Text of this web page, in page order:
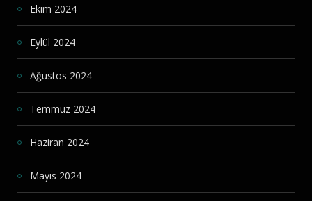
Ekim 2024
Eylül 2024
Ağustos 2024
Temmuz 2024
Haziran 2024
Mayıs 2024